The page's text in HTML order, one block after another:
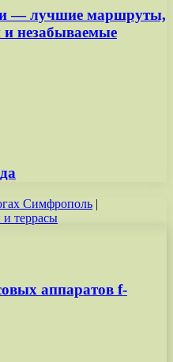
— лучшие маршруты,
и незабываемые
Симфрополь |
террасы
аппаратов f-